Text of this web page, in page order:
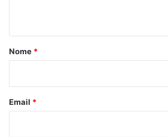
o
Nome *
Email *